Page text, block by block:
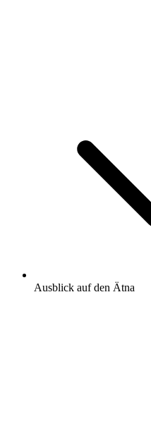
Ausblick auf den Ätna